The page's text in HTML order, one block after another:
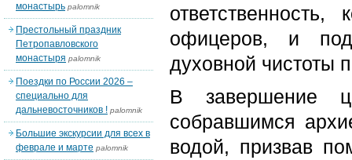
офицеров, и
духовной чистоты
В завершение
собравшимся
водой, призвав
монастырь palomnik
Престольный праздник
Петропавловского
монастыря palomnik
Поездки по России 2026 –
специально для
дальневосточников ! palomnik
Большие экскурсии для всех в
феврале и марте palomnik